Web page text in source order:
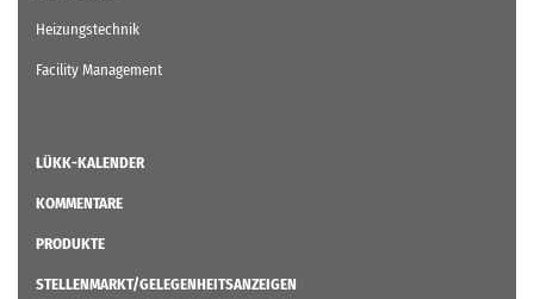
Heizungstechnik
Facility Management
LÜKK-KALENDER
KOMMENTARE
PRODUKTE
STELLENMARKT/GELEGENHEITSANZEIGEN